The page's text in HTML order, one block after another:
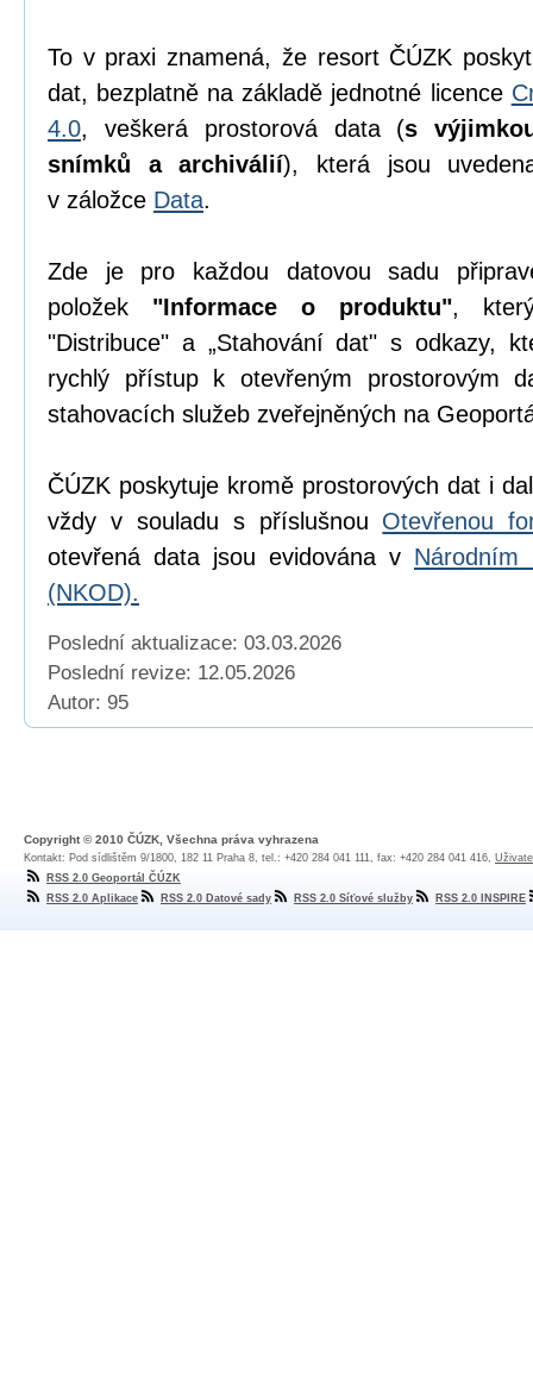
To v praxi znamená, že resort ČÚZK
dat, bezplatně na základě jednotné licence
4.0, veškerá prostorová data (s
snímků a archiválií), která jsou
v záložce Data.
Zde je pro každou datovou sadu
položek "Informace o produktu",
"Distribuce" a „Stahování dat" s odkazy,
rychlý přístup k otevřeným prostorovým
stahovacích služeb zveřejněných na
ČÚZK poskytuje kromě prostorových dat i
vždy v souladu s příslušnou Otevřenou
otevřená data jsou evidována v Národním
(NKOD).
Poslední aktualizace: 03.03.2026
Poslední revize: 12.05.2026
Autor: 95
Copyright © 2010 ČÚZK, Všechna práva vyhrazena
Kontakt: Pod sídlištěm 9/1800, 182 11 Praha 8, tel.: +420 284 041 111, fax: +420 284 041 416,
RSS 2.0 Geoportál ČÚZK
RSS 2.0 Aplikace
RSS 2.0 Datové sady RSS 2.0 Síťové služby RSS 2.0 INSPIRE